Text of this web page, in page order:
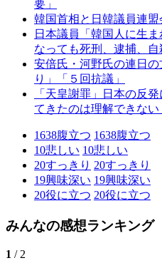
要」
韓国首相と日韓議員連
日本議員「韓国人に生
なっても死刑、逮捕、自
安倍氏・河野氏の連日
り」「５回抗議」
「天皇謝罪」日本の反
てきたのは理解できない
1638腹立つ 1638腹立つ
10悲しい 10悲しい
20すっきり 20すっきり
19興味深い 19興味深い
20役に立つ 20役に立つ
みんなの感想ランキング
1 / 2